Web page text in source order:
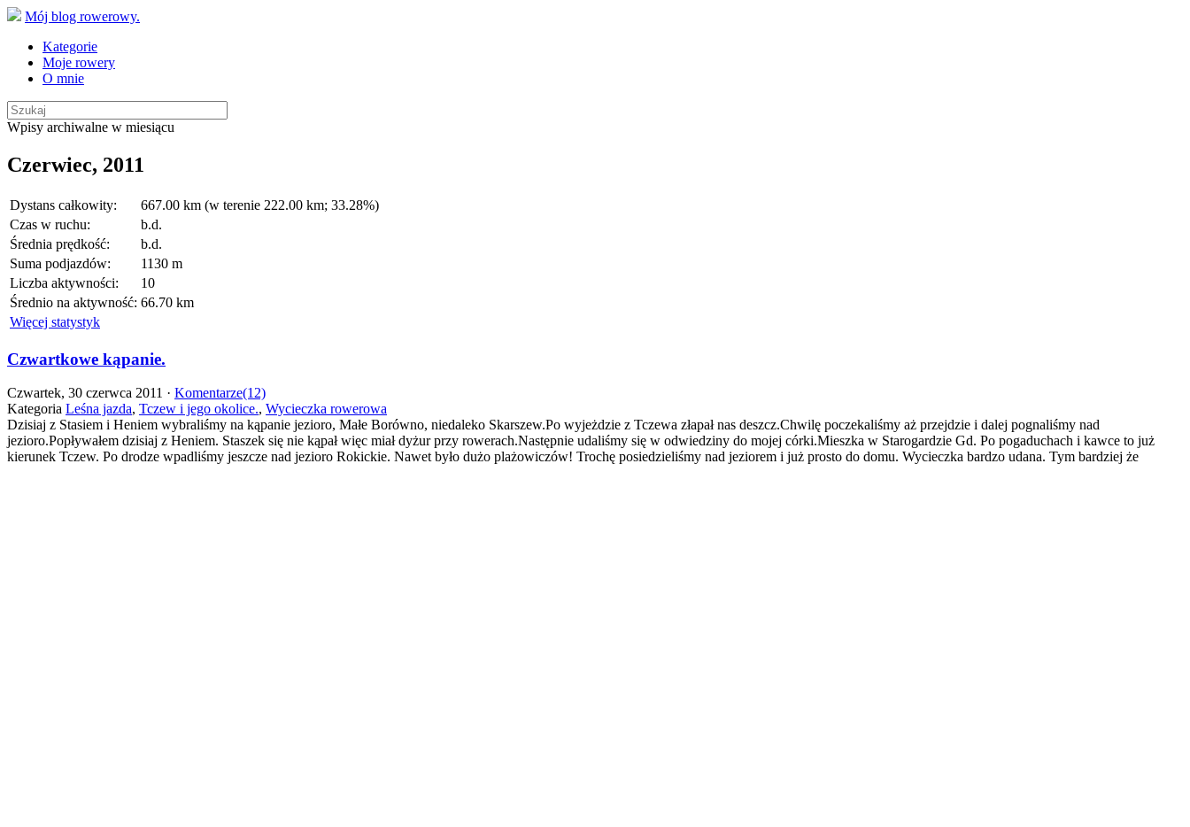
Mój blog rowerowy.
Kategorie
Moje rowery
O mnie
Wpisy archiwalne w miesiącu
Czerwiec, 2011
Dystans całkowity:
667.00 km (w terenie 222.00 km; 33.28%)
Czas w ruchu:
b.d.
Średnia prędkość:
b.d.
Suma podjazdów:
1130 m
Liczba aktywności:
10
Średnio na aktywność: 66.70 km
Więcej statystyk
Czwartkowe kąpanie.
Czwartek, 30 czerwca 2011 · Komentarze(12)
Kategoria Leśna jazda, Tczew i jego okolice., Wycieczka rowerowa
Dzisiaj z Stasiem i Heniem wybraliśmy na kąpanie jezioro, Małe Borówno, niedaleko Skarszew.Po wyjeżdzie z Tczewa złapał nas deszcz.Chwilę poczekaliśmy aż przejdzie i dalej pognaliśmy nad
jezioro.Popływałem dzisiaj z Heniem. Staszek się nie kąpał więc miał dyżur przy rowerach.Następnie udaliśmy się w odwiedziny do mojej córki.Mieszka w Starogardzie Gd. Po pogaduchach i kawce to już
kierunek Tczew. Po drodze wpadliśmy jeszcze nad jezioro Rokickie. Nawet było dużo plażowiczów! Trochę posiedzieliśmy nad jeziorem i już prosto do domu. Wycieczka bardzo udana. Tym bardziej że